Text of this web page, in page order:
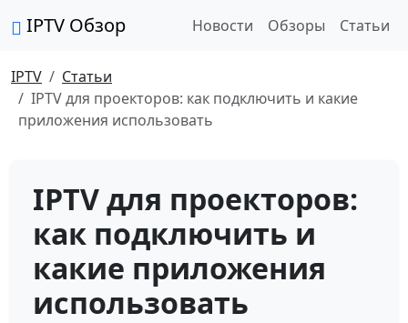
IPTV Обзор Новости Обзоры Статьи
IPTV
Статьи
IPTV для проекторов: как подключить и какие
приложения использовать
IPTV для проекторов:
как подключить и
какие приложения
использовать